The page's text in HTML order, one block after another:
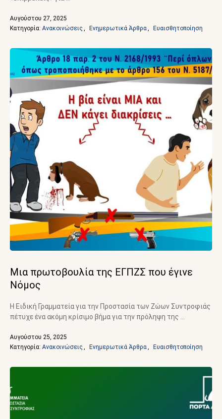
Αυγούστου 27, 2025
Κατηγορία: Ανακοινώσεις , Ενημερωτικά Άρθρα, Ευαισθητοποίηση
Μια πρωτοβουλία της ΕΓΠΖΣ που έγινε
Νόμος
Η Ειδική Γραμματεία για την Προστασία των Ζώων Συντροφιάς
πέτυχε ένα ακόμη κρίσιμο βήμα για την πρόληψη της …
Αυγούστου 25, 2025
Κατηγορία: Ανακοινώσεις , Ενημερωτικά Άρθρα, Ευαισθητοποίηση